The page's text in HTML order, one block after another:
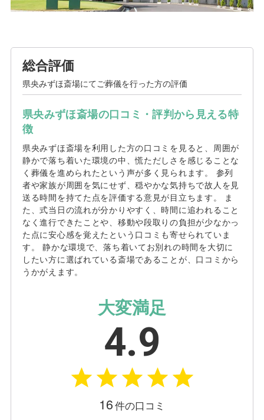
総合評価
県央みずほ斎場にてご葬儀を行った方の評価
県央みずほ斎場の口コミ・評判から見える特
徴
県央みずほ斎場を利用した方の口コミを見ると、周囲が
静かで落ち着いた環境の中、慌ただしさを感じることな
く葬儀を進められたという声が多く見られます。 参列
者や家族が周囲を気にせず、穏やかな気持ちで故人を見
送る時間を持てた点を評価する意見が目立ちます。 ま
た、式当日の流れが分かりやすく、時間に追われること
なく進行できたことや、移動や段取りの負担が少なかっ
た点に安心感を覚えたという口コミも寄せられていま
す。 静かな環境で、落ち着いてお別れの時間を大切に
したい方に選ばれている斎場であることが、口コミから
うかがえます。
大変満足
4.9
16件の口コミ